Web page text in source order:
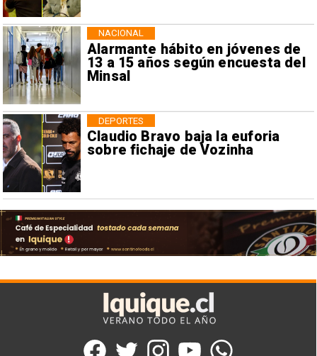
Alarmante hábito en jóvenes de
13 a 15 años según encuesta del
Minsal
NACIONAL
Claudio Bravo baja la euforia
sobre fichaje de Vozinha
DEPORTES